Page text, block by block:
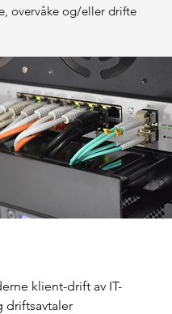
overvåke og/eller drifte
klient-drift av IT-
driftsavtaler